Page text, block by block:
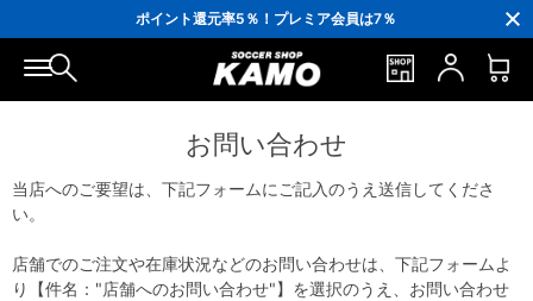
ポイント還元率5％！プレミア会員は7％
会員の方にはお誕生月に「10％OFFクーポン」プレゼント！
16,000円(税込)以上でシューズケースプレゼント！
3,300円(税込)以上で送料無料！
お問い合わせ
当店へのご要望は、下記フォームにご記入のうえ送信してくださ
い。
店舗でのご注文や在庫状況などのお問い合わせは、下記フォームよ
り【件名："店舗へのお問い合わせ"】を選択のうえ、お問い合わせ